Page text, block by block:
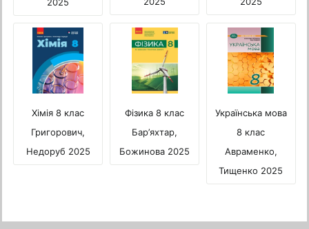
Хімія 8 клас
Григорович,
Недоруб 2025
Фізика 8 клас
Бар’яхтар,
Божинова 2025
Українська мова
8 клас
Авраменко,
Тищенко 2025